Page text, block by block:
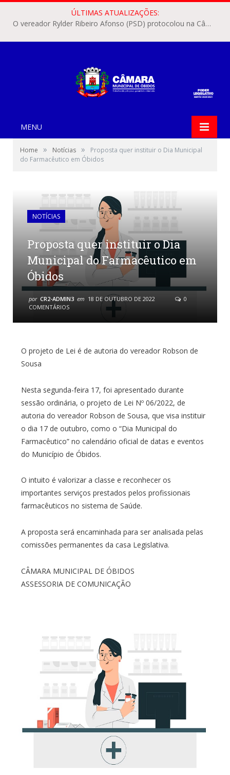
ÚLTIMAS ATUALIZAÇÕES:
O vereador Rylder Ribeiro Afonso (PSD) protocolou na Câmara Municipal de Óbidos o Requerimento nº 346/2026.
MENU
Home » Notícias »
Proposta quer instituir o Dia Municipal
do Farmacêutico em Óbidos
NOTÍCIAS
Proposta quer instituir o Dia
Municipal do Farmacêutico em
Óbidos
por CR2-ADMIN3 em 18 DE OUTUBRO DE 2022
0
COMENTÁRIOS
O projeto de Lei é de autoria do vereador Robson de
Sousa
Nesta segunda-feira 17, foi apresentado durante
sessão ordinária, o projeto de Lei Nº 06/2022, de
autoria do vereador Robson de Sousa, que visa instituir
o dia 17 de outubro, como o “Dia Municipal do
Farmacêutico” no calendário oficial de datas e eventos
do Município de Óbidos.
O intuito é valorizar a classe e reconhecer os
importantes serviços prestados pelos profissionais
farmacêuticos no sistema de Saúde.
A proposta será encaminhada para ser analisada pelas
comissões permanentes da casa Legislativa.
CÂMARA MUNICIPAL DE ÓBIDOS
ASSESSORIA DE COMUNICAÇÃO